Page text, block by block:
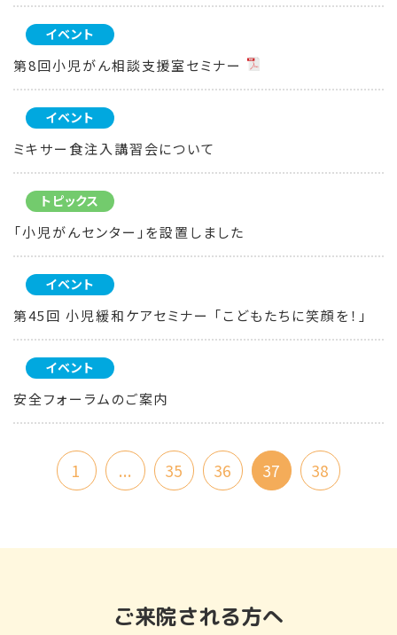
イベント
第8回小児がん相談支援室セミナー
イベント
ミキサー食注入講習会について
トピックス
「小児がんセンター」を設置しました
イベント
第45回 小児緩和ケアセミナー 「こどもたちに笑顔を！」
イベント
安全フォーラムのご案内
1 ... 35 36 37 38
ご来院される方へ